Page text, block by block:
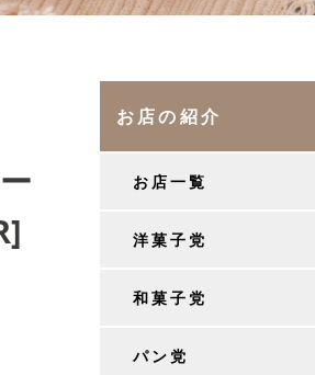
お店の紹介
お店一覧
洋菓子党
和菓子党
パン党